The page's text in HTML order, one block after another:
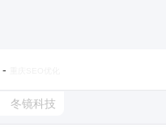
-
冬镜科技